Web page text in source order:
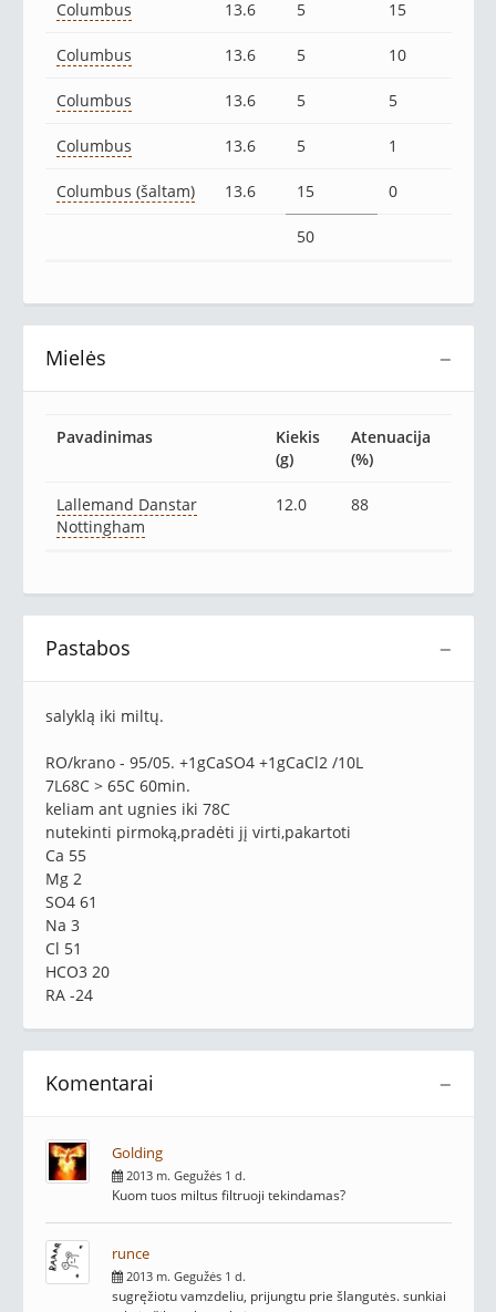
Columbus 13.6 5 15
Columbus 13.6 5 10
Columbus 13.6 5 5
Columbus 13.6 5 1
Columbus (šaltam) 13.6 15 0
50
−
Mielės
Pavadinimas
Kiekis
(g)
Atenuacija
(%)
Lallemand Danstar
Nottingham
12.0 88
−
Pastabos
salyklą iki miltų.
RO/krano - 95/05. +1gCaSO4 +1gCaCl2 /10L
7L68C > 65C 60min.
keliam ant ugnies iki 78C
nutekinti pirmoką,pradėti jį virti,pakartoti
Ca 55
Mg 2
SO4 61
Na 3
Cl 51
HCO3 20
RA -24
−
Komentarai
Golding
2013 m. Gegužės 1 d.
Kuom tuos miltus filtruoji tekindamas?
runce
2013 m. Gegužės 1 d.
sugręžiotu vamzdeliu, prijungtu prie šlangutės. sunkiai